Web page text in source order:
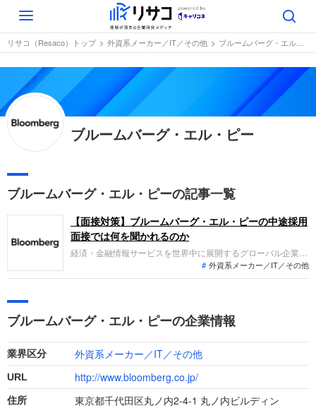
Toggle
navigation
リサコ（Resaco）トップ 外資系メーカー／IT／その他 ブルームバーグ・エル・ピー
ブルームバーグ・エル・ピー
ブルームバーグ・エル・ピーの記事一覧
【面接対策】ブルームバーグ・エル・ピーの中途採用
面接では何を聞かれるのか
経済・金融情報サービスを世界中に展開するグローバル企業ブ
ルームバーグ・エル・ピーへの転職。採用面接は新卒の場合と
違い、仕事への取り組み方やこれまでの成果を具体的に問われ
されるので事前にしっかり対策しましょう。
外資系メーカー／IT／その他
ブルームバーグ・エル・ピーの企業情報
業界区分 外資系メーカー／IT／その他
URL http://www.bloomberg.co.jp/
住所
東京都千代田区丸ノ内2-4-1 丸ノ内ビルディン